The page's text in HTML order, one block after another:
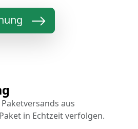
aus
in Echtzeit verfolgen.